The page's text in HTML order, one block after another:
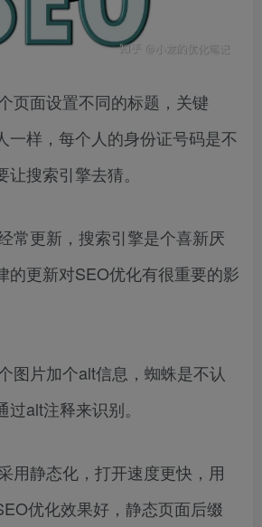
面设置不同的标题，关键
一样，每个人的身份证号码是不
搜索引擎去猜。
更新，搜索引擎是个喜新厌
的更新对SEO优化有很重要的影
片加个alt信息，蜘蛛是不认
alt注释来识别。
静态化，打开速度更快，用
优化效果好，静态页面后缀